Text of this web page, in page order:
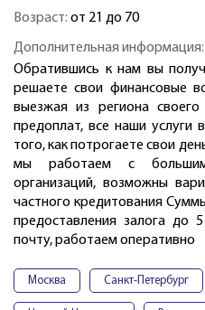
Возраст: от 21 до 70
Дополнительная информация:
Обратившись к нам вы
решаете свои финансовые
выезжая из региона
предоплат, все наши услуги
того, как потрогаете свои
мы работаем с большим
организаций, возможны
частного кредитования
предоставления залога до
почту, работаем оперативно
Москва Санкт-Петербург